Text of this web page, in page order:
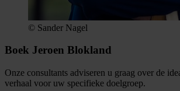
© Sander Nagel
Boek Jeroen Blokland
Onze consultants adviseren u graag over de
verhaal voor uw specifieke doelgroep.